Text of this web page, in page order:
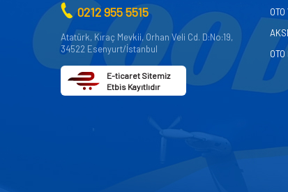
0212 955 5515
Atatürk, Kıraç Mevkii, Orhan Veli Cd. D:No:19,
34522 Esenyurt/İstanbul
E-ticaret Sitemiz
Etbis Kayıtlıdır